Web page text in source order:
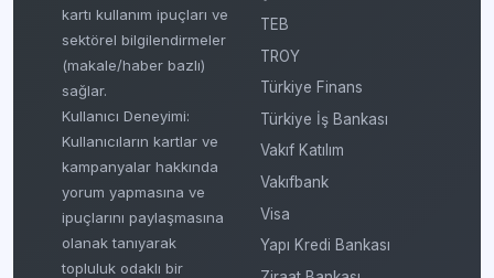
kartı kullanım ipuçları ve
sektörel bilgilendirmeler
(makale/haber bazlı)
sağlar.
Kullanıcı Deneyimi:
Kullanıcıların kartlar ve
kampanyalar hakkında
yorum yapmasına ve
ipuçlarını paylaşmasına
olanak tanıyarak
topluluk odaklı bir
TEB
TROY
Türkiye Finans
Türkiye İş Bankası
Vakıf Katılım
Vakıfbank
Visa
Yapı Kredi Bankası